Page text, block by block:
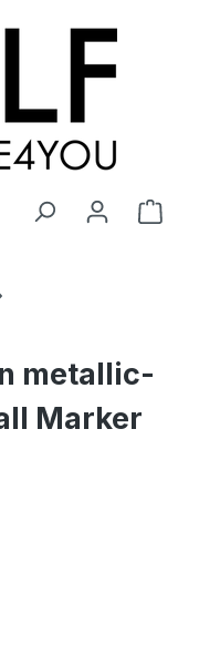
metallic-
Marker